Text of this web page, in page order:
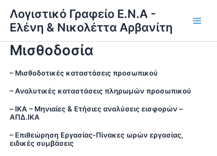
στο
περιεχόμενο
Λογιστικό Γραφείο Ε.Ν.Α -
Ελένη & Νικολέττα Αρβανίτη
Μισθοδοσία
– Μισθοδοτικές καταστάσεις προσωπικού
– Αναλυτικές καταστάσεις πληρωμών προσωπικού
– ΙΚΑ – Μηνιαίες & Ετήσιες αναλύσεις εισφορών –
ΑΠΔ.ΙΚΑ
– Επιθεώρηση Εργασίας-Πίνακες ωρών εργασίας,
ειδικές συμβάσεις